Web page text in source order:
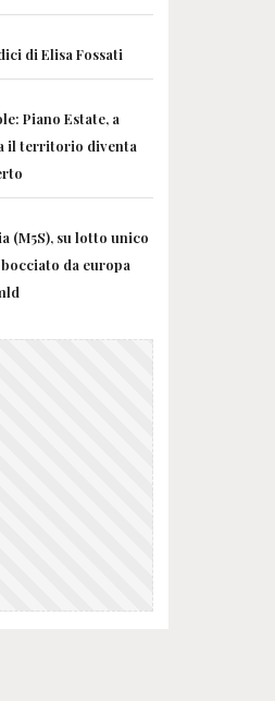
di Elisa Fossati
Piano Estate, a
il territorio diventa
(M5S), su lotto unico
da europa